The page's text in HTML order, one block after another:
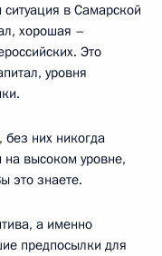
в Самарской
хорошая –
Это
уровня
них никогда
на высоком уровне,
это знаете.
а именно
предпосылки для